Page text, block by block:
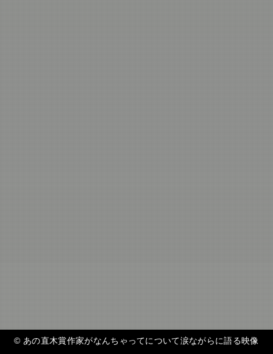
© あの直木賞作家がなんちゃってについて涙ながらに語る映像